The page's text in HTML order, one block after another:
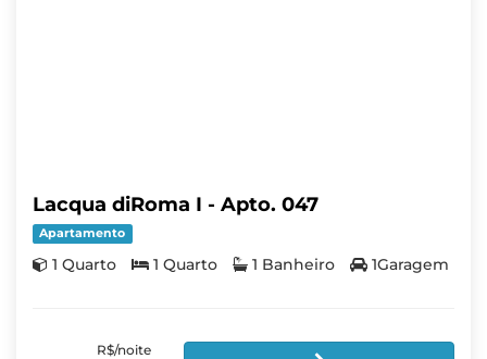
Lacqua diRoma I - Apto. 047
Apartamento
1 Quarto 1 Quarto 1 Banheiro 1Garagem
R$/noite